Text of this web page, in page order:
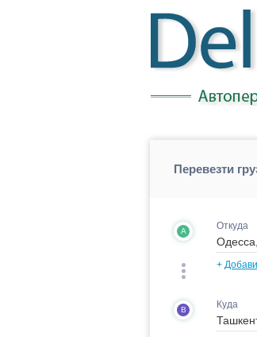
Перевезти
A Откуда
+
B Куда